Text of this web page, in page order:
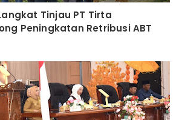
Tinjau PT Tirta
Peningkatan Retribusi ABT